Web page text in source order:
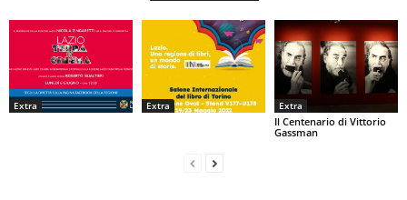
Extra Extra Extra
Il Centenario di Vittorio
Gassman